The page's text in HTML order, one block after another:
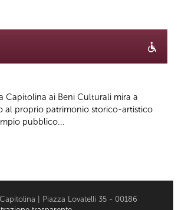
Capitolina ai Beni Culturali mira a
al proprio patrimonio storico-artistico
pubblico...
| Piazza Lovatelli 35 - 00186